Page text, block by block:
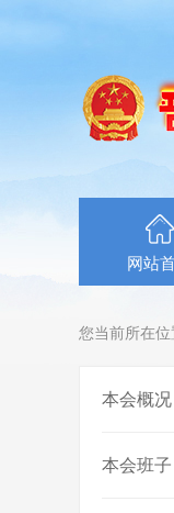
网站
您当前所在位
本会概况
本会班子